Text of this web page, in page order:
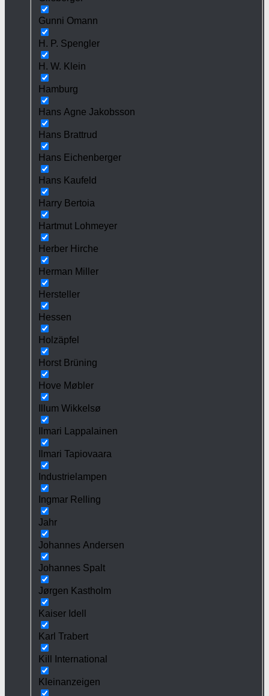
Gunni Omann
H. P. Spengler
H. W. Klein
Hamburg
Hans Agne Jakobsson
Hans Brattrud
Hans Eichenberger
Hans Kaufeld
Harry Bertoia
Hartmut Lohmeyer
Herber Hirche
Herman Miller
Hersteller
Hessen
Holzäpfel
Horst Brüning
Hove Møbler
Illum Wikkelsø
Ilmari Lappalainen
Ilmari Tapiovaara
Industrielampen
Ingmar Relling
Jahr
Johannes Andersen
Johannes Spalt
Jørgen Kastholm
Kaiser Idell
Karl Trabert
Kill International
Kleinanzeigen